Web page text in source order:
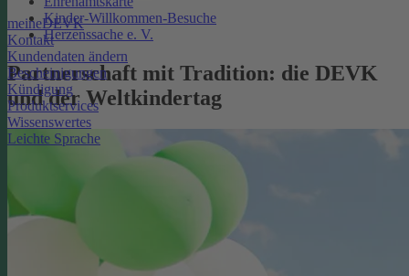
meineDEVK
Kontakt
Kundendaten ändern
Bescheinigungen
Kündigung
Produktservices
Wissenswertes
Leichte Sprache
Kinder-Willkommen-Besuche
Herzenssache e. V.
Partnerschaft mit Tradition: die DEVK
und der Weltkindertag